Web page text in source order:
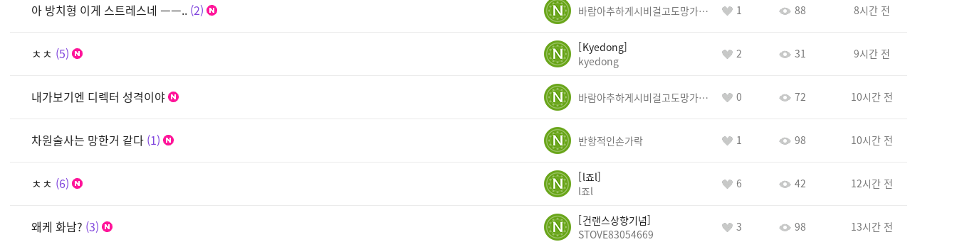
아 방치형 이게 스트레스네 ㅡㅡ.. 2 바람아추하게시비걸고도망가냐당당하게글써 1 88 8시간 전
ㅊㅊ 5
Kyedong
kyedong
2 31 9시간 전
내가보기엔 디렉터 성격이야 바람아추하게시비걸고도망가냐당당하게글써 0 72 10시간 전
차원술사는 망한거 같다 1 반항적인손가락 1 98 10시간 전
ㅊㅊ 6
l죠l
l죠l
6 42 12시간 전
왜케 화남? 3
건랜스상향기념
STOVE83054669
3 98 13시간 전